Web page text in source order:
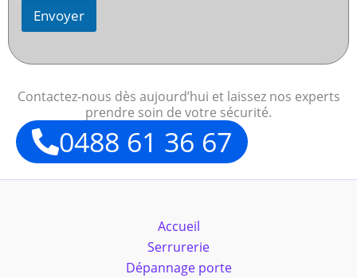
Envoyer
Contactez-nous dès aujourd’hui et laissez nos experts
prendre soin de votre sécurité.
0488 61 36 67
Accueil
Serrurerie
Dépannage porte